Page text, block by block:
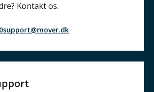
Kontakt os.
support@mover.dk